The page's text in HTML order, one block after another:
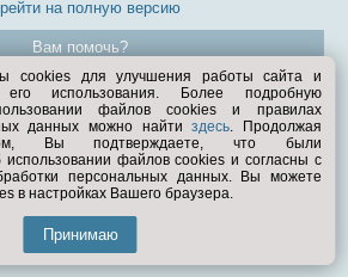
на полную версию
Вам помочь?
© Exist.ru 1998—2026
cookies для улучшения работы сайта и
использования. Более подробную
файлов cookies и правилах
данных можно найтиздесь. Продолжая
Вы подтверждаете, что были
файлов cookies и согласны с
персональных данных. Вы можете
в настройках Вашего браузера.
Принимаю